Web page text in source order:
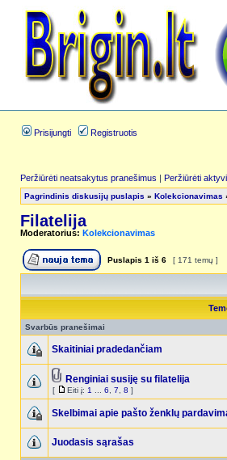
Prisijungti Registruotis
Peržiūrėti neatsakytus pranešimus | Peržiūrėti
Pagrindinis diskusijų puslapis » Kolekcionavimas
Filatelija
Moderatorius: Kolekcionavimas
Puslapis 1 iš 6 [ 171 temų ]
Svarbūs pranešimai
Skaitiniai pradedančiam
Renginiai susiję su filatelija
[ Eiti į: 1 6 7 8 ]
Skelbimai apie pašto ženklų
Juodasis sąrašas